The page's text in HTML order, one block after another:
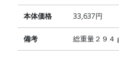
本体価格 33,637円
備考 総重量２９